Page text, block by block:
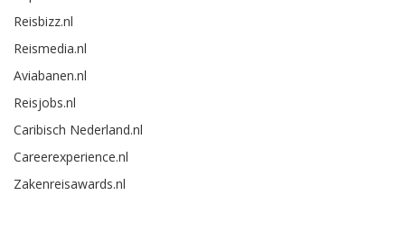
Reisbizz.nl
Reismedia.nl
Aviabanen.nl
Reisjobs.nl
Caribisch Nederland.nl
Careerexperience.nl
Zakenreisawards.nl